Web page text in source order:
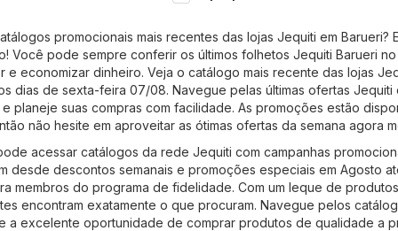
promocionais mais recentes das lojas Jequiti em Barueri?
Você pode sempre conferir os últimos folhetos Jequiti Barueri
e economizar dinheiro. Veja o catálogo mais recente das lojas
dias de sexta-feira 07/08. Navegue pelas últimas ofertas Jequiti
planeje suas compras com facilidade. As promoções estão
não hesite em aproveitar as ótimas ofertas da semana agora
acessar catálogos da rede Jequiti com campanhas
desde descontos semanais e promoções especiais em Agosto
membros do programa de fidelidade. Com um leque de
encontram exatamente o que procuram. Navegue pelos
a excelente oportunidade de comprar produtos de qualidade a